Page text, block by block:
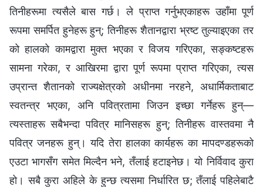
तिनीहरूमा त्यसैले बास गर्छ। ले प्राप्त गर्नुभएकाहरू उहाँमा पूर्ण
रूपमा समर्पित हुनेहरू हुन्; तिनीहरू शैतानद्वारा भ्रष्ट तुल्याइएका तर
को हालको कामद्वारा मुक्त भएका र विजय गरिएका, सङ्कष्टहरू
सामना गरेका, र आखिरमा द्वारा पूर्ण रूपमा प्राप्त गरिएका, त्यस
उप्रान्त शैतानको राज्यक्षेत्रको अधीनमा नरहने, अधार्मिकताबाट
स्वतन्त्र भएका, अनि पवित्रतामा जिउन इच्छा गर्नेहरू हुन्—
त्यस्ताहरू सबैभन्दा पवित्र मानिसहरू हुन्; तिनीहरू वास्तवमा नै
पवित्र जनहरू हुन्। यदि तेरा हालका कार्यहरू का मापदण्डहरूको
एउटा भागसँग समेत मिल्दैन भने, तँलाई हटाइनेछ। यो निर्विवाद कुरा
हो। सबै कुरा अहिले के हुन्छ त्यसमा निर्धारित छ; तँलाई पहिलेबाटै